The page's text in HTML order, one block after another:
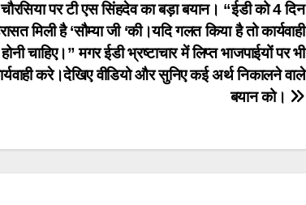
चौरसिया पर टी एस सिंहदेव का बड़ा बयान। “ईडी को 4 दिन
मिली है ‘सौम्या जी ‘की।यदि गलत किया है तो कार्यवाही
होनी चाहिए।” मगर ईडी भ्रष्टाचार में लिप्त भाजपाईयों पर भी
करे।देखिए वीडियो और सुनिए कई अर्थ निकालने वाले
बयान को।